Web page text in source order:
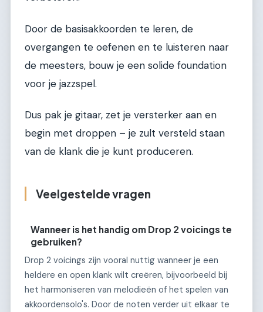
Door de basisakkoorden te leren, de
overgangen te oefenen en te luisteren naar
de meesters, bouw je een solide foundation
voor je jazzspel.
Dus pak je gitaar, zet je versterker aan en
begin met droppen – je zult versteld staan
van de klank die je kunt produceren.
Veelgestelde vragen
Wanneer is het handig om Drop 2 voicings te
gebruiken?
Drop 2 voicings zijn vooral nuttig wanneer je een
heldere en open klank wilt creëren, bijvoorbeeld bij
het harmoniseren van melodieën of het spelen van
akkoordensolo's. Door de noten verder uit elkaar te